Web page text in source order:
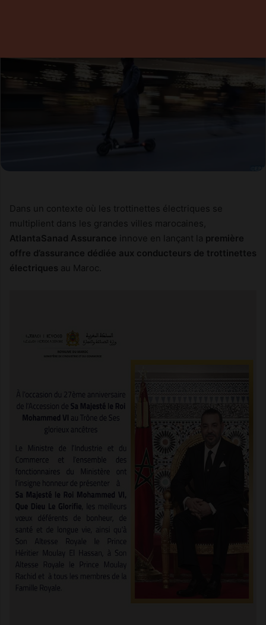
Dans un contexte où les trottinettes électriques se
multiplient dans les grandes villes marocaines,
AtlantaSanad Assurance innove en lançant la première
offre d’assurance dédiée aux conducteurs de trottinettes
électriques au Maroc.